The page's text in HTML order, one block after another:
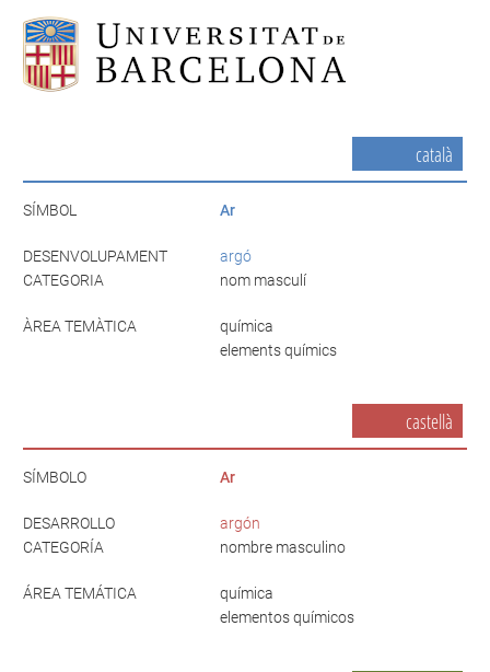
català
SÍMBOL Ar
DESENVOLUPAMENT
argó
CATEGORIA
nom masculí
ÀREA TEMÀTICA
química
elements químics
castellà
SÍMBOLO Ar
DESARROLLO
argón
CATEGORÍA
nombre masculino
ÁREA TEMÁTICA
química
elementos químicos